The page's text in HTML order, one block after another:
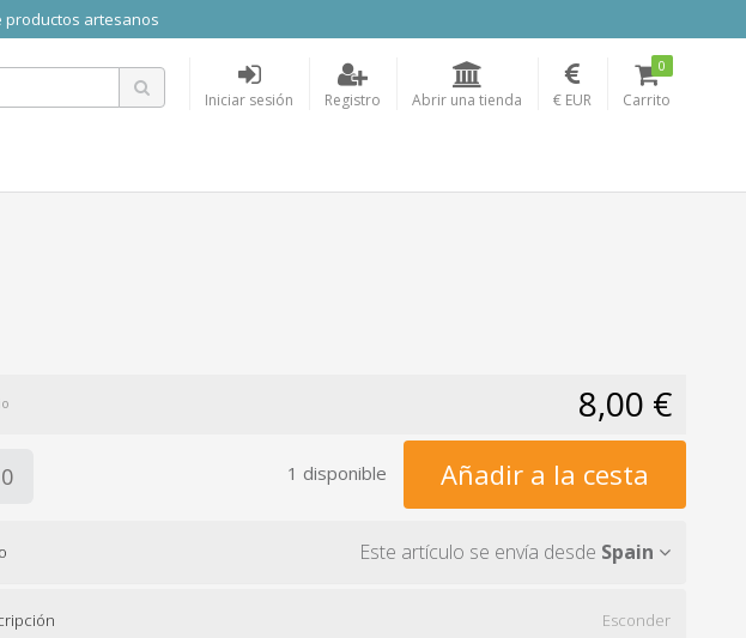
productos artesanos
Iniciar sesión Registro Abrir una tienda € EUR Carrito
0
8,00 €
0 1 disponible Añadir a la cesta
Este artículo se envía desde Spain
Esconder